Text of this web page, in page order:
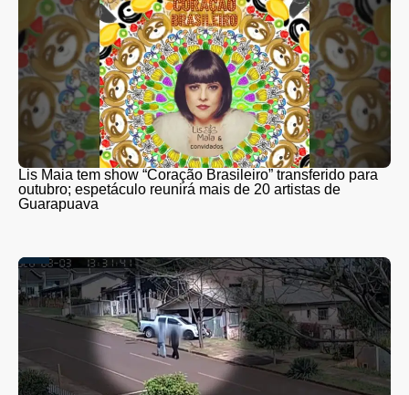
Lis Maia tem show “Coração Brasileiro” transferido para
outubro; espetáculo reunirá mais de 20 artistas de
Guarapuava